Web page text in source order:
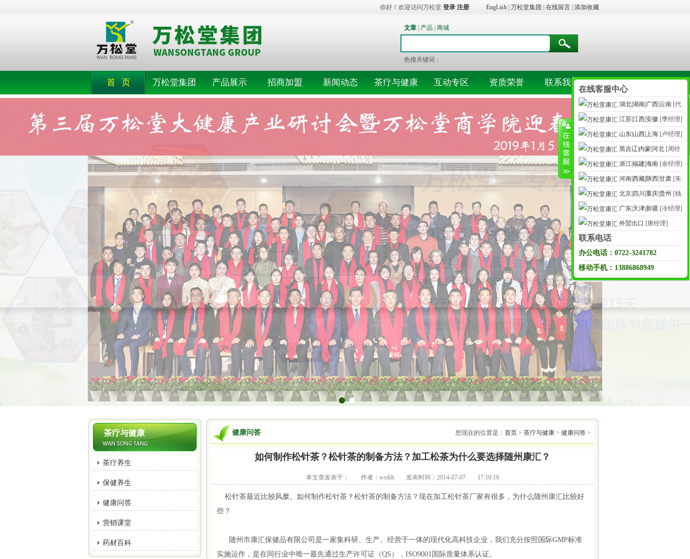
你好！欢迎访问万松堂 登录 注册 EngLish 万松堂集团 在线留言 添加收藏
文章 产品 商城
热搜关键词：
首 页 万松堂集团 产品展示 招商加盟 新闻动态 茶疗与健康 互动专区 资质荣誉 联系我们
1 2
茶疗与健康
茶疗养生
保健养生
健康问答
营销课堂
药材百科
您现在的位置是： 首页> 茶疗与健康> 健康问答>
健康问答
如何制作松针茶？松针茶的制备方法？加工松茶为什么要选择随州康汇？
本文章发表于： 作者：wstkh 发布时间：2014-07-07 17:10:19
松针茶最近比较风糜。如何制作松针茶？松针茶的制备方法？现在加工松针茶厂家有很多，为什么随州康汇比较好
些？
随州市康汇保健品有限公司是一家集科研、生产、经营于一体的现代化高科技企业，我们充分按照国际GMP标准
实施运作，是在同行业中唯一最先通过生产许可证（QS），ISO9001国际质量体系认证。
在线客服中心
湖北|湖南|广西|云南 [代
经理] 江苏|江西|安徽 [季经理]
山东|山西|上海 [卢经理]
黑吉辽|内蒙|河北 [周经
理] 浙江|福建|海南 [余经理]
河南|西藏|陕西|甘肃 [朱
经理] 北京|四川|重庆|贵州 [钱
经理] 广东|天津|新疆 [冷经理]
外贸出口 [唐经理]
联系电话
办公电话：0722-3241782
移动手机：13886868949